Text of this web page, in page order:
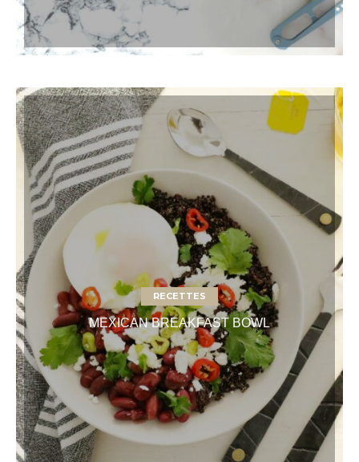
RECETTES
MEXICAN BREAKFAST BOWL